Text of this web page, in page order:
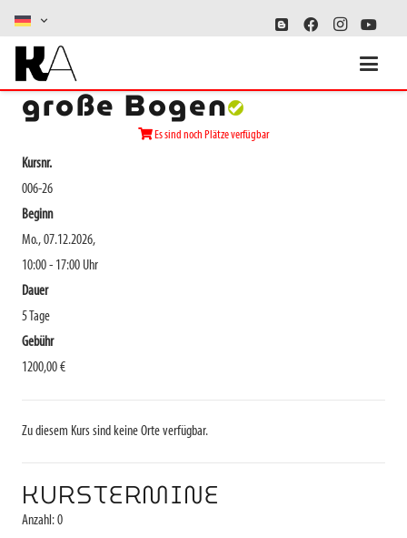
Meisterkurs - Der
große Bogen
Es sind noch Plätze verfügbar
Kursnr.
006-26
Beginn
Mo., 07.12.2026,
10:00 - 17:00 Uhr
Dauer
5 Tage
Gebühr
1200,00 €
Zu diesem Kurs sind keine Orte verfügbar.
KURSTERMINE
Anzahl: 0